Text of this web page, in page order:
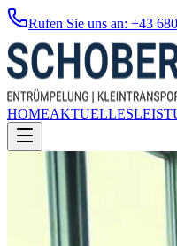
Rufen Sie uns an: +43
HOMEAKTUELLES